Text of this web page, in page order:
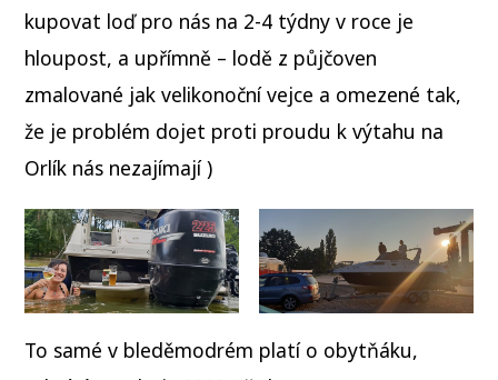
kupovat loď pro nás na 2-4 týdny v roce je
hloupost, a upřímně – lodě z půjčoven
zmalované jak velikonoční vejce a omezené tak,
že je problém dojet proti proudu k výtahu na
Orlík nás nezajímají )
To samé v bleděmodrém platí o obytňáku,